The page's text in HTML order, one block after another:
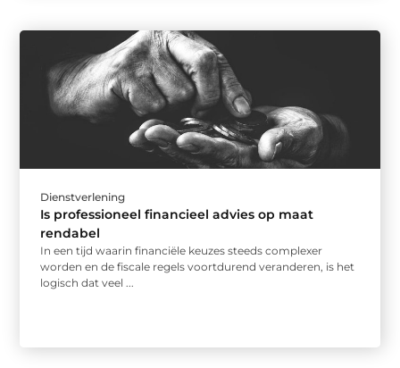
Dienstverlening
Is professioneel financieel advies op maat
rendabel
In een tijd waarin financiële keuzes steeds complexer
worden en de fiscale regels voortdurend veranderen, is het
logisch dat veel ...